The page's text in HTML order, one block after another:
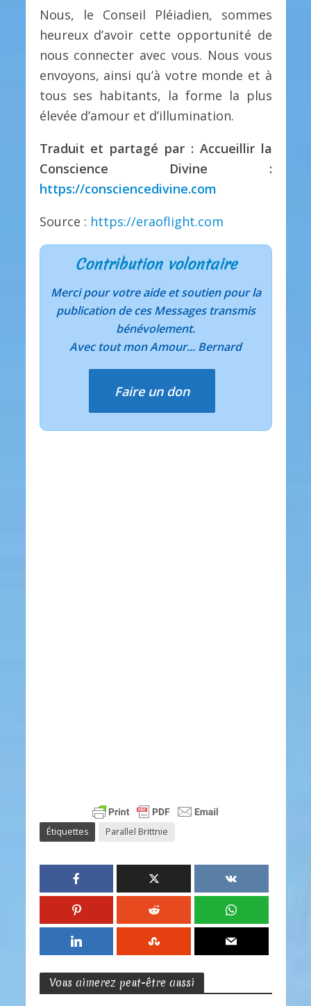
Nous, le Conseil Pléiadien, sommes
heureux d’avoir cette opportunité de
nous connecter avec vous. Nous vous
envoyons, ainsi qu’à votre monde et à
tous ses habitants, la forme la plus
élevée d’amour et d’illumination.
Traduit et partagé par : Accueillir la
Conscience Divine :
https://consciencedivine.com
Source : https://eraoflight.com
Contribution volontaire
Merci pour votre aide et soutien pour la
publication de ces Messages transmis
bénévolement.
Avec tout mon Amour... Bernard
Faire un don
Étiquettes Parallel Brittnie
Vous aimerez peut-être aussi